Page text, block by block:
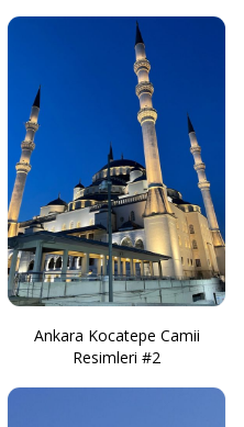
Ankara Kocatepe Camii
Resimleri #2